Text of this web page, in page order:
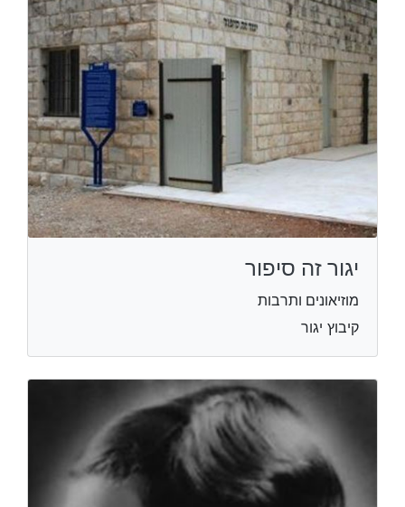
יגור זה סיפור
מוזיאונים ותרבות
קיבוץ יגור